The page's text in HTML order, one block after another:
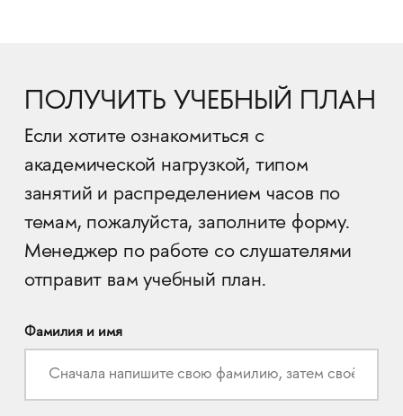
ПОЛУЧИТЬ УЧЕБНЫЙ ПЛАН
Если хотите ознакомиться с
академической нагрузкой, типом
занятий и распределением часов по
темам, пожалуйста, заполните форму.
Менеджер по работе со слушателями
отправит вам учебный план.
Фамилия и имя